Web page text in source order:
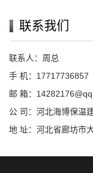
联系我们
联系人：周总
手 机：17717736857
邮 箱：
公 司：河北海博保温
地 址：河北省廊坊市